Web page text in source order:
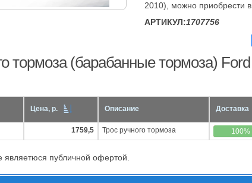
2010), можно приобрести
АРТИКУЛ:1707756
тормоза (барабанные тормоза)
Цена, р. Описание Доставка
1759,5 Трос ручного тормоза 100%
публичной офертой.